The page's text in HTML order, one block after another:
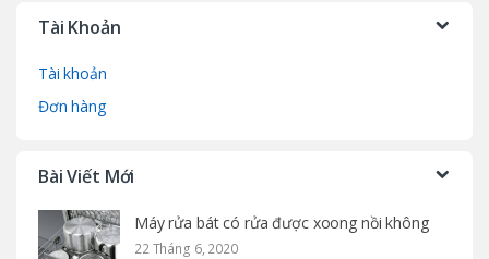
Tài Khoản
Tài khoản
Đơn hàng
Bài Viết Mới
Máy rửa bát có rửa được xoong nồi không
22 Tháng 6, 2020